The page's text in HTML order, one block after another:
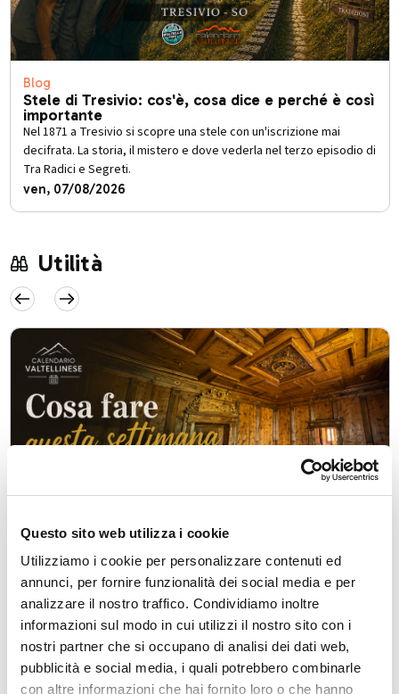
Questo sito web utilizza i cookie
Utilizziamo i cookie per personalizzare contenuti ed
annunci, per fornire funzionalità dei social media e per
analizzare il nostro traffico. Condividiamo inoltre
informazioni sul modo in cui utilizzi il nostro sito con i
nostri partner che si occupano di analisi dei dati web,
pubblicità e social media, i quali potrebbero combinarle
con altre informazioni che hai fornito loro o che hanno
Blog
Stele di Tresivio: cos'è, cosa dice e perché è così
importante
Nel 1871 a Tresivio si scopre una stele con un'iscrizione mai
decifrata. La storia, il mistero e dove vederla nel terzo episodio di
Tra Radici e Segreti.
ven, 07/08/2026
Utilità
Utilità
Cosa fare in Valtellina questa settimana
Scopri cosa fare in Valtellina: eventi, iniziative e idee tra Valtellina
e Valchiavenna aggiornate durante l’anno.
lun, 10/08/2026